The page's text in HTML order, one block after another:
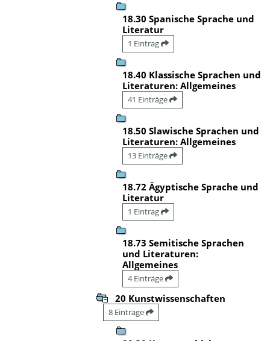
18.30 Spanische Sprache und
Literatur
1 Eintrag
18.40 Klassische Sprachen und
Literaturen: Allgemeines
41 Einträge
18.50 Slawische Sprachen und
Literaturen: Allgemeines
13 Einträge
18.72 Ägyptische Sprache und
Literatur
1 Eintrag
18.73 Semitische Sprachen
und Literaturen:
Allgemeines
4 Einträge
20 Kunstwissenschaften
8 Einträge